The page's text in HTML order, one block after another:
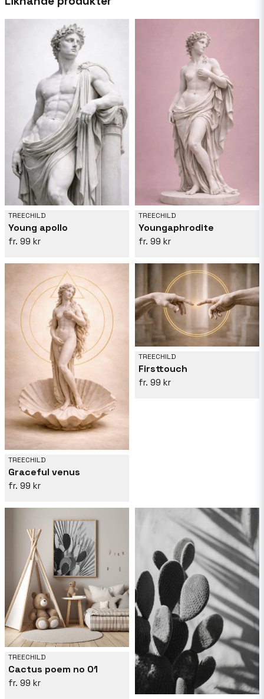
varje dag som det kommer, så att hennes humör
att vägleda henne i hennes skapelser.
TREECHILD
Young apollo
99 kr
TREECHILD
Youngaphrodite
99 kr
TREECHILD
Graceful venus
99 kr
TREECHILD
Firsttouch
99 kr
TREECHILD
Cactus poem no 01
99 kr